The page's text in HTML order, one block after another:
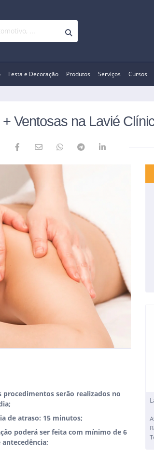
Festa e Decoração Produtos Serviços Cursos
Ventosas na Lavié
procedimentos serão realizados no
de atraso: 15 minutos;
poderá ser feita com mínimo de 6
antecedência;